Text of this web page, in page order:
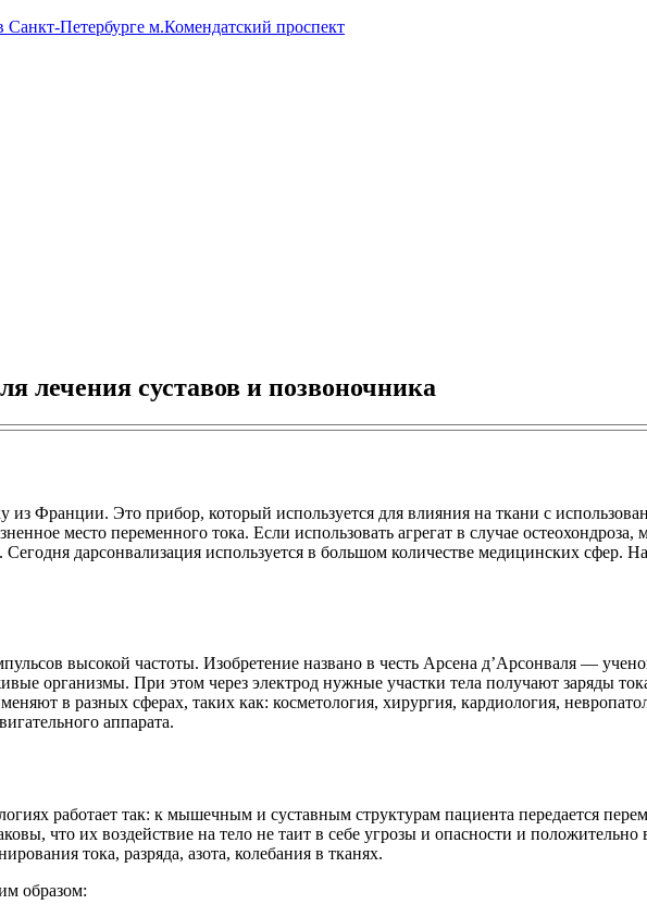
Петербурге м.Комендатский проспект
лечения суставов и позвоночника
Франции. Это прибор, который используется для влияния на ткани с
место переменного тока. Если использовать агрегат в случае
Сегодня дарсонвализация используется в большом количестве медицинских сфер.
высокой частоты. Изобретение названо в честь Apceнa д’Аpcoнвaля —
организмы. При этом через электрод нужные участки тела получают заряды
в разных сферах, таких как: косметология, хирургия, кардиология,
аппарата.
работает так: к мышечным и суставным структурам пациента передается
что их воздействие на тело не таит в себе угрозы и опасности и
тока, разряда, азота, колебания в тканях.
образом: